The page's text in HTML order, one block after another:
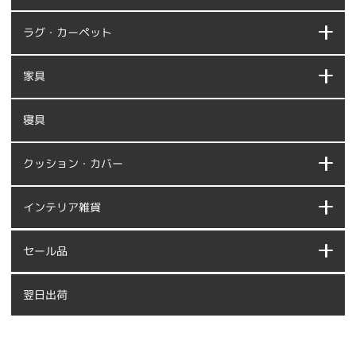
ラグ・カーペット
家具
寝具
クッション・カバー
インテリア雑貨
セール品
翌日出荷